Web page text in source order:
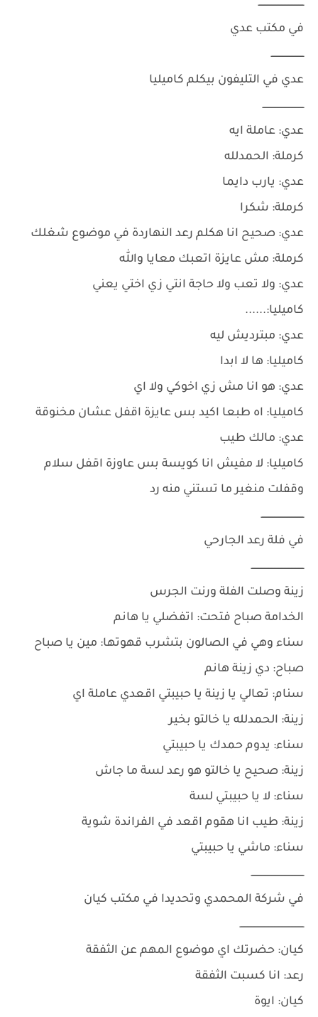
ــــــــــــــــــــــــــــــــ
في مكتب عدي
ـــــــــــــــــــــــ
عدي في التليفون بيكلم كاميليا
ـــــــــــــــــــــــــــــ
عدي: عاملة ايه
كرملة: الحمدلله
عدي: يارب دايما
كرملة: شكرا
عدي: صحيح انا هكلم رعد النهاردة في موضوع شغلك
كرملة: مش عايزة اتعبك معايا والله
عدي: ولا تعب ولا حاجة انتي زي اختي يعني
كاميليا:......
عدي: مبترديش ليه
كاميليا: ها لا ابدا
عدي: هو انا مش زي اخوكي ولا اي
كاميليا: اه طبعا اكيد بس عايزة اقفل عشان مخنوقة
عدي: مالك طيب
كاميليا: لا مفيش انا كويسة بس عاوزة اقفل سلام
وقفلت منغير ما تستني منه رد
ــــــــــــــــــــــــــــــ
في فلة رعد الجارحي
ـــــــــــــــــــــــــــــــــــــ
زينة وصلت الفلة ورنت الجرس
الخدامة صباح فتحت: اتفضلي يا هانم
سناء وهي في الصالون بتشرب قهوتها: مين يا صباح
صباح: دي زينة هانم
سنام: تعالي يا زينة يا حبيبتي اقعدي عاملة اي
زينة: الحمدلله يا خالتو بخير
سناء: يدوم حمدك يا حبيبتي
زينة: صحيح يا خالتو هو رعد لسة ما جاش
سناء: لا يا حبيبتي لسة
زينة: طيب انا هقوم اقعد في الفراندة شوية
سناء: ماشي يا حبيبتي
ـــــــــــــــــــــــــــــــــــــ
في شركة المحمدي وتحديدا في مكتب كيان
ـــــــــــــــــــــــــــــــــــــــــــــ
كيان: حضرتك اي موضوع المهم عن الثفقة
رعد: انا كسبت الثفقة
كيان: ايوة